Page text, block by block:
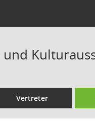
Vertreter